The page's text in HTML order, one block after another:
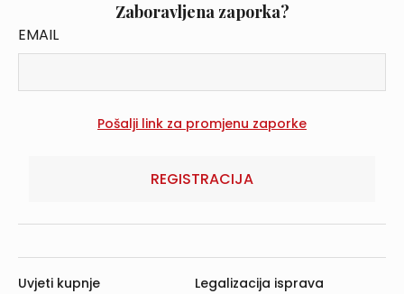
Zaboravljena zaporka?
EMAIL
REGISTRACIJA
Uvjeti kupnje
Legalizacija isprava